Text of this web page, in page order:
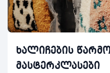
ხალიჩების
მასტერკლასები